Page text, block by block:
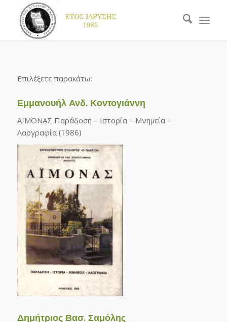
Επιλέξετε παρακάτω:
Εμμανουήλ Ανδ. Κοντογιάννη
ΑΪΜΟΝΑΣ Παράδοση – Ιστορία – Μνημεία –
Λαογραφία (1986)
Δημήτριος Βασ. Σαμόλης